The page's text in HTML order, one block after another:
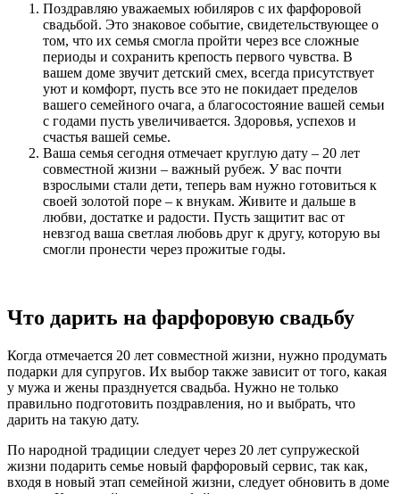
Поздравляю уважаемых юбиляров с их фарфоровой
свадьбой. Это знаковое событие, свидетельствующее о
том, что их семья смогла пройти через все сложные
периоды и сохранить крепость первого чувства. В
вашем доме звучит детский смех, всегда присутствует
уют и комфорт, пусть все это не покидает пределов
вашего семейного очага, а благосостояние вашей семьи
с годами пусть увеличивается. Здоровья, успехов и
счастья вашей семье.
Ваша семья сегодня отмечает круглую дату – 20 лет
совместной жизни – важный рубеж. У вас почти
взрослыми стали дети, теперь вам нужно готовиться к
своей золотой поре – к внукам. Живите и дальше в
любви, достатке и радости. Пусть защитит вас от
невзгод ваша светлая любовь друг к другу, которую вы
смогли пронести через прожитые годы.
Что дарить на фарфоровую свадьбу
Когда отмечается 20 лет совместной жизни, нужно продумать
подарки для супругов. Их выбор также зависит от того, какая
у мужа и жены празднуется свадьба. Нужно не только
правильно подготовить поздравления, но и выбрать, что
дарить на такую дату.
По народной традиции следует через 20 лет супружеской
жизни подарить семье новый фарфоровый сервис, так как,
входя в новый этап семейной жизни, следует обновить в доме